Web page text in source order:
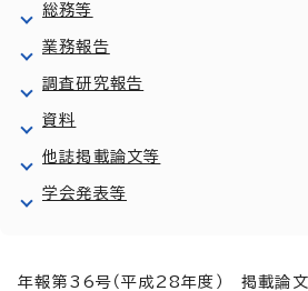
総務等
業務報告
調査研究報告
資料
他誌掲載論文等
学会発表等
年報第36号（平成28年度） 掲載論